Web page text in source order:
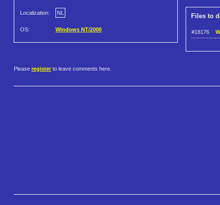
Localization: NL
OS: Windows NT/2000
Files to
#18176
Please register to leave comments here.